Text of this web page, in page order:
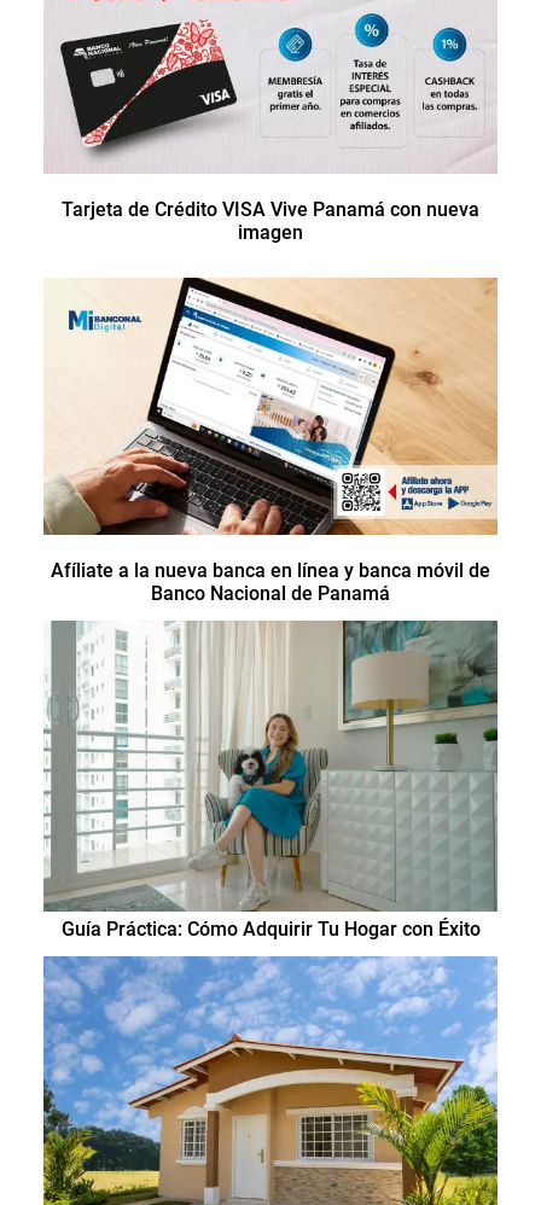
Tarjeta de Crédito VISA Vive Panamá con nueva
imagen
Afíliate a la nueva banca en línea y banca móvil de
Banco Nacional de Panamá
Guía Práctica: Cómo Adquirir Tu Hogar con Éxito